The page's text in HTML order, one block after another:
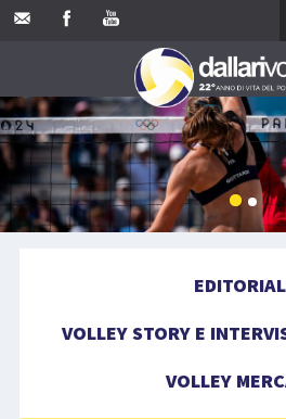
HOME
VOLLEY
VOLLEY STORY E
VOLLEY